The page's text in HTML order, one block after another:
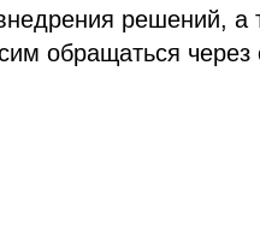
решений, а
обращаться через